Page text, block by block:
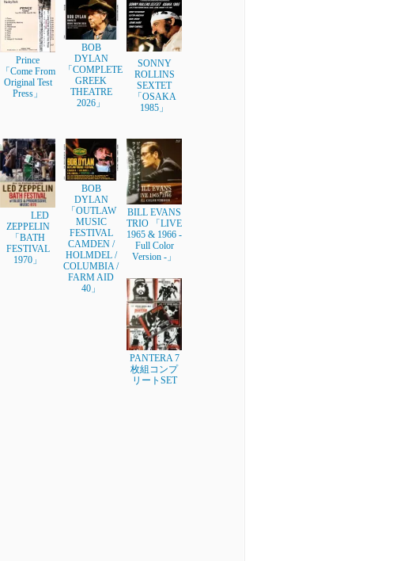
Prince
「Come From
Original Test
Press」
BOB
DYLAN
「COMPLETE
GREEK
THEATRE
2026」
SONNY
ROLLINS
SEXTET
「OSAKA
1985」
LED
ZEPPELIN
「BATH
FESTIVAL
1970」
BOB
DYLAN
「OUTLAW
MUSIC
FESTIVAL
CAMDEN /
HOLMDEL /
COLUMBIA /
FARM AID
40」
BILL EVANS
TRIO 「LIVE
1965 & 1966 -
Full Color
Version -」
PANTERA 7
枚組コンプ
リートSET